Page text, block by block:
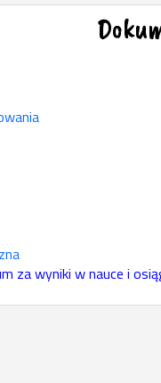
za wyniki w nauce i